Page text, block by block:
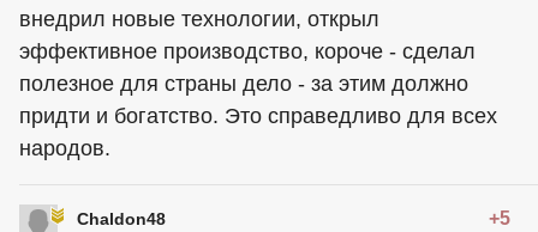
внедрил новые технологии, открыл
эффективное производство, короче - сделал
полезное для страны дело - за этим должно
придти и богатство. Это справедливо для всех
народов.
Chaldon48 +5